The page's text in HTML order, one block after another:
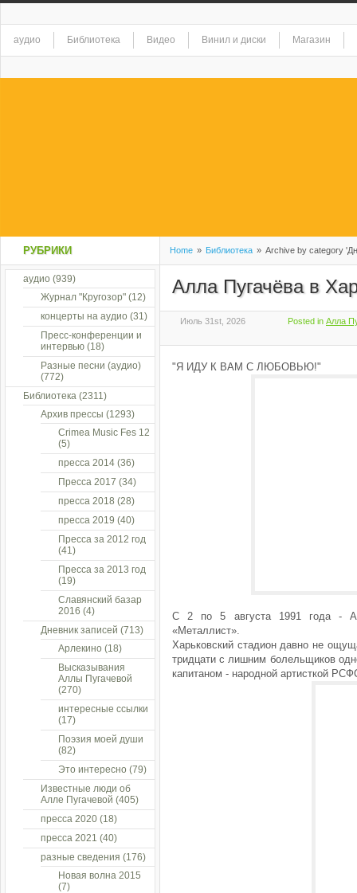
аудио Библиотека Видео Винил и диски Магазин
Home » Библиотека » Archive by category
Алла Пугачёва в
Июль 31st, 2026 Posted in Алла
"Я ИДУ К ВАМ С ЛЮБОВЬЮ!"
С 2 по 5 августа 1991 года -
«Металлист».
Харьковский стадион давно не
тридцати с лишним болельщиков
капитаном - народной артисткой
РУБРИКИ
аудио (939)
Журнал "Кругозор" (12)
концерты на аудио (31)
Пресс-конференции и
интервью (18)
Разные песни (аудио)
(772)
Библиотека (2311)
Архив прессы (1293)
Crimea Music Fes 12
(5)
пресса 2014 (36)
Пресса 2017 (34)
пресса 2018 (28)
пресса 2019 (40)
Пресса за 2012 год
(41)
Пресса за 2013 год
(19)
Славянский базар
2016 (4)
Дневник записей (713)
Арлекино (18)
Высказывания
Аллы Пугачевой
(270)
интересные ссылки
(17)
Поэзия моей души
(82)
Это интересно (79)
Известные люди об
Алле Пугачевой (405)
пресса 2020 (18)
пресса 2021 (40)
разные сведения (176)
Новая волна 2015
(7)